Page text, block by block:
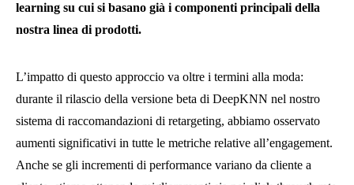
learning su cui si basano già i componenti principali della
nostra linea di prodotti.
L’impatto di questo approccio va oltre i termini alla moda:
durante il rilascio della versione beta di DeepKNN nel nostro
sistema di raccomandazioni di retargeting, abbiamo osservato
aumenti significativi in tutte le metriche relative all’engagement.
Anche se gli incrementi di performance variano da cliente a